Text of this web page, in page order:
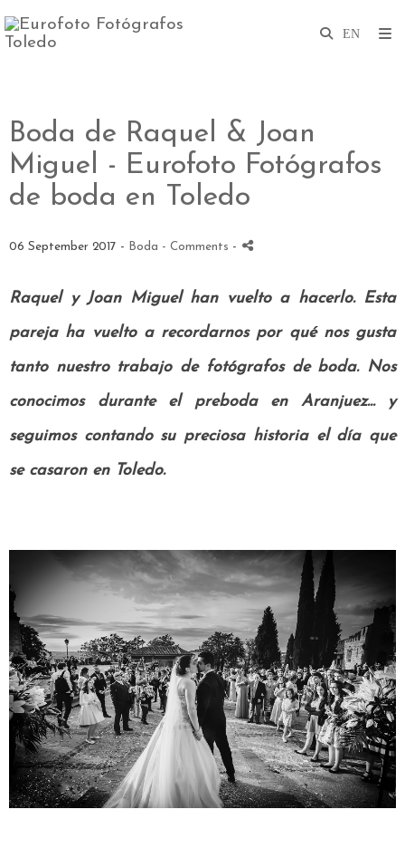
Boda de Raquel & Joan
Miguel - Eurofoto Fotógrafos
de boda en Toledo
06 September 2017 - Boda - Comments -
Raquel y Joan Miguel han vuelto a hacerlo. Esta
pareja ha vuelto a recordarnos por qué nos gusta
tanto nuestro trabajo de fotógrafos de boda. Nos
conocimos durante el preboda en Aranjuez... y
seguimos contando su preciosa historia el día que
se casaron en Toledo.